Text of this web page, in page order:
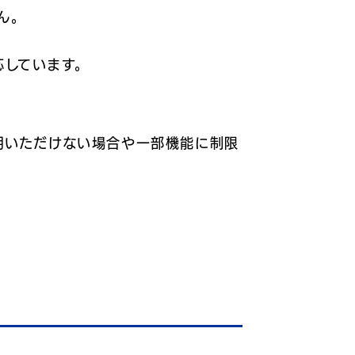
。
ています。
ただけない場合や一部機能に制限